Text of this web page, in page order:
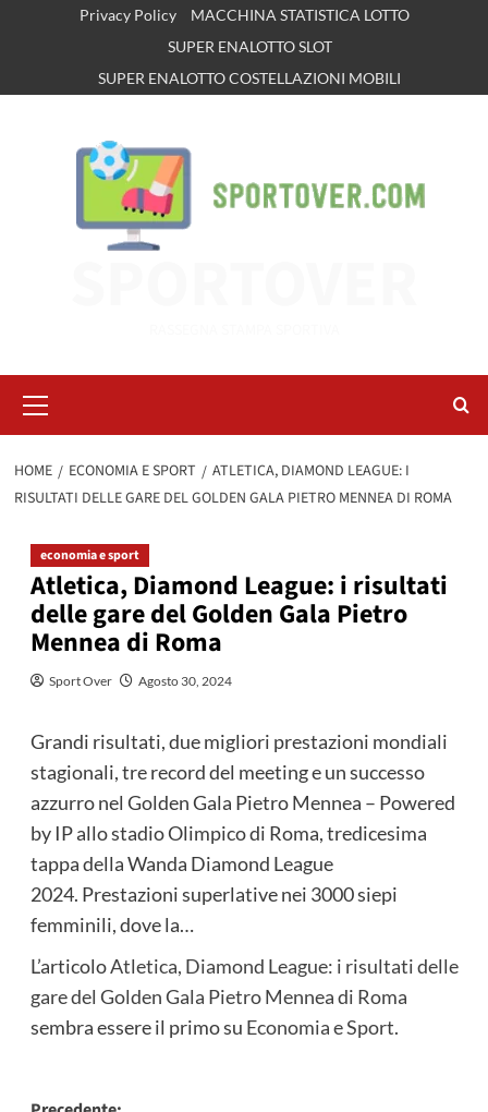
Privacy Policy
MACCHINA STATISTICA LOTTO
SUPER ENALOTTO SLOT
SUPER ENALOTTO COSTELLAZIONI MOBILI
principale
HOME ECONOMIA E SPORT
ATLETICA, DIAMOND LEAGUE: I
RISULTATI DELLE GARE DEL GOLDEN GALA PIETRO MENNEA DI ROMA
economia e sport
Atletica, Diamond League: i risultati
delle gare del Golden Gala Pietro
Mennea di Roma
Sport Over Agosto 30, 2024
Grandi risultati, due migliori prestazioni mondiali
stagionali, tre record del meeting e un successo
azzurro nel Golden Gala Pietro Mennea – Powered
by IP allo stadio Olimpico di Roma, tredicesima
tappa della Wanda Diamond League
2024. Prestazioni superlative nei 3000 siepi
femminili, dove la…
L’articoloAtletica, Diamond League: i risultati delle
gare del Golden Gala Pietro Mennea di Roma
sembra essere il primo su Economia e Sport.